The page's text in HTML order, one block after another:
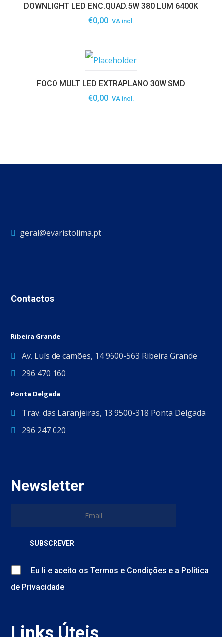
DOWNLIGHT LED ENC.QUAD.5W 380 LUM 6400K
€0,00 IVA incl.
FOCO MULT LED EXTRAPLANO 30W SMD
€0,00 IVA incl.
geral@evaristolima.pt
Contactos
Ribeira Grande
Av. Luís de camões, 14 9600-563 Ribeira Grande
296 470 160
Ponta Delgada
Trav. das Laranjeiras, 13 9500-318 Ponta Delgada
296 247 020
Newsletter
Eu li e aceito osTermos e Condições e a Política
de Privacidade